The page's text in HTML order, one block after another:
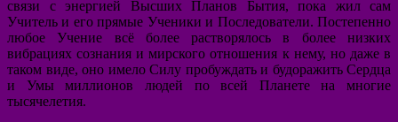
связи с энергией Высших Планов Бытия, пока жил сам
Учитель и его прямые Ученики и Последователи. Постепенно
любое Учение всё более растворялось в более низких
вибрациях сознания и мирского отношения к нему, но даже в
таком виде, оно имело Силу пробуждать и будоражить Сердца
и Умы миллионов людей по всей Планете на многие
тысячелетия.